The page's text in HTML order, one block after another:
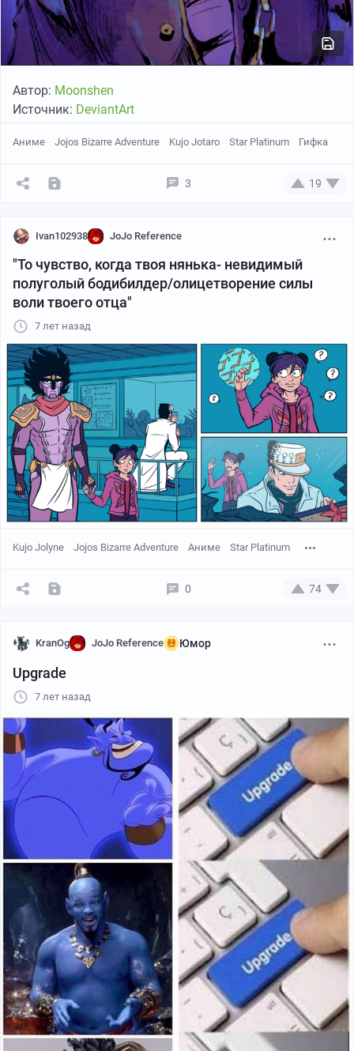
Автор: Moonshen
Источник: DeviantArt
Аниме Jojos Bizarre Adventure Kujo Jotaro Star Platinum Гифка
3 19
Ivan102938 JoJo Reference
"То чувство, когда твоя нянька- невидимый
полуголый бодибилдер/олицетворение силы
воли твоего отца"
7 лет назад
Kujo Jolyne Jojos Bizarre Adventure Аниме Star Platinum
0 74
KranOg JoJo Reference Юмор
Upgrade
7 лет назад